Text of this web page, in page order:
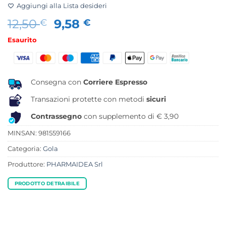
Aggiungi alla Lista desideri
12,50€
Il
era:
9,58€
attuale
è:
Esaurito
Consegna con Corriere Espresso
Transazioni protette con metodi sicuri
Contrassegno con supplemento di € 3,90
MINSAN: 981559166
Categoria: Gola
Produttore: PHARMAIDEA Srl
PRODOTTO DETRAIBILE